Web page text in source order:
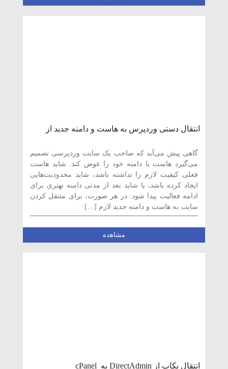
انتقال دستی وردپرس به هاست و دامنه جدید از
طریق cPanel
گاهی پیش می‌آید که صاحب یک سایت وردپرسی تصمیم
می‌گیرد هاست یا دامنه خود را عوض کند. شاید هاست
فعلی کیفیت لازم را نداشته باشد، شاید محدودیت‌هایی
ایجاد کرده باشد، یا شاید بعد از مدتی دامنه بهتری برای
ادامه فعالیت پیدا شود. در هر صورت، برای منتقل کردن
سایت به هاست و دامنه جدید لازم […]
مشاهده
انتقال بکاپ از DirectAdmin به cPanel